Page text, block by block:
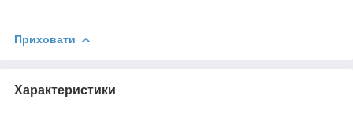
Приховати
Характеристики